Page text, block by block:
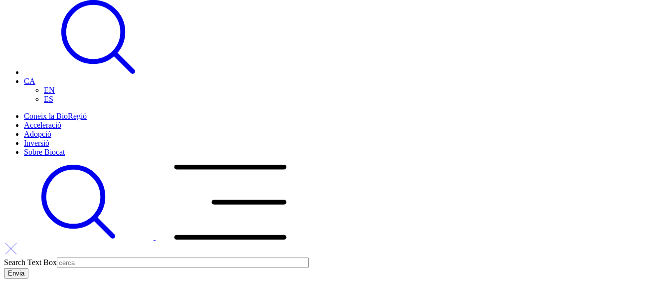
CA
EN
ES
Coneix la BioRegió
Acceleració
Adopció
Inversió
Sobre Biocat
Search Text Box